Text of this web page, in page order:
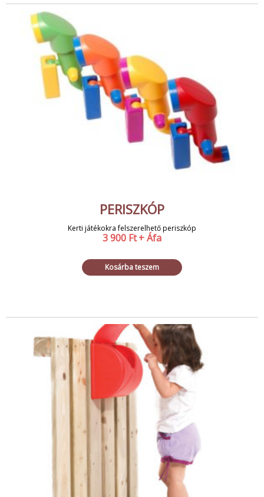
PERISZKÓP
Kerti játékokra felszerelhető periszkóp
3 900 Ft+ Áfa
Kosárba teszem